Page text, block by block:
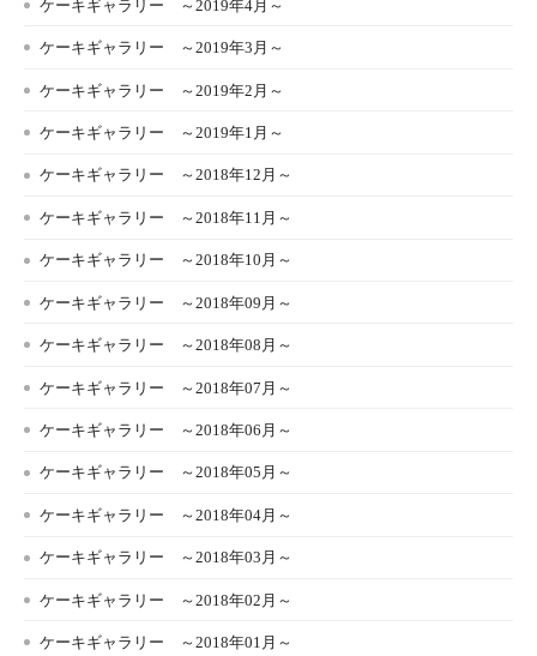
ケーキギャラリー ～2019年4月～
ケーキギャラリー ～2019年3月～
ケーキギャラリー ～2019年2月～
ケーキギャラリー ～2019年1月～
ケーキギャラリー ～2018年12月～
ケーキギャラリー ～2018年11月～
ケーキギャラリー ～2018年10月～
ケーキギャラリー ～2018年09月～
ケーキギャラリー ～2018年08月～
ケーキギャラリー ～2018年07月～
ケーキギャラリー ～2018年06月～
ケーキギャラリー ～2018年05月～
ケーキギャラリー ～2018年04月～
ケーキギャラリー ～2018年03月～
ケーキギャラリー ～2018年02月～
ケーキギャラリー ～2018年01月～